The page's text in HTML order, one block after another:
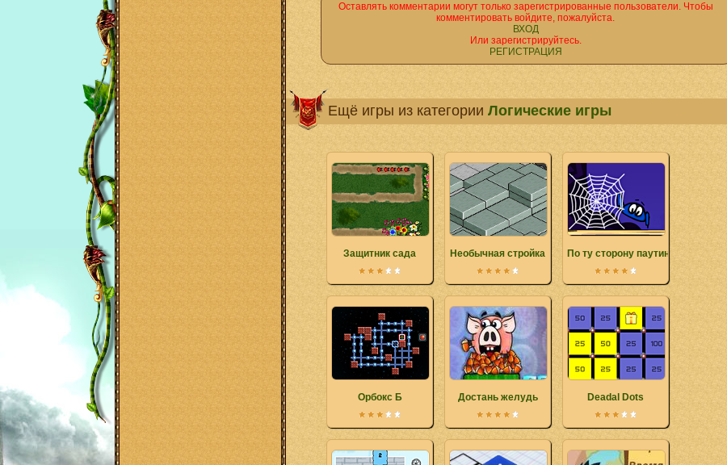
Оставлять комментарии могут только зарегистрированные пользователи. Чтобы
комментировать войдите, пожалуйста.
ВХОД
Или зарегистрируйтесь.
РЕГИСТРАЦИЯ
Ещё игры из категории Логические игры
Защитник сада Необычная стройка По ту сторону паутины
Орбокс Б Достань желудь Deadal Dots